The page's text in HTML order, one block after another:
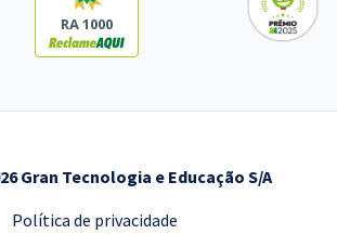
RA 1000
Gran Tecnologia e Educação S/A
Política de privacidade